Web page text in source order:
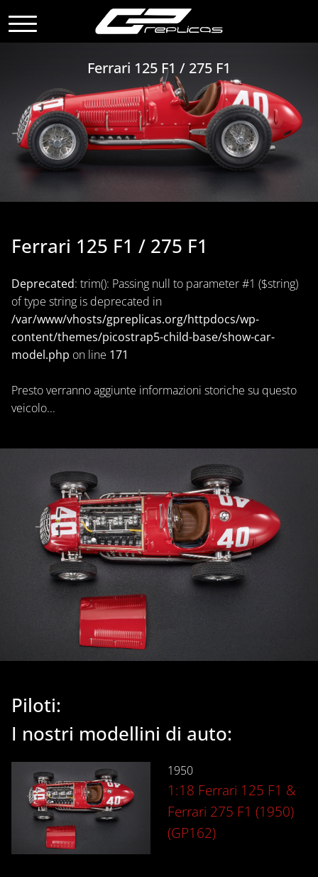
Ferrari 125 F1 / 275 F1
Ferrari 125 F1 / 275 F1
Deprecated: trim(): Passing null to parameter #1 ($string)
of type string is deprecated in
/var/www/vhosts/gpreplicas.org/httpdocs/wp-
content/themes/picostrap5-child-base/show-car-
model.php on line 171
Presto verranno aggiunte informazioni storiche su questo
veicolo...
Piloti:
I nostri modellini di auto:
1950
1:18 Ferrari 125 F1 &
Ferrari 275 F1 (1950)
(GP162)